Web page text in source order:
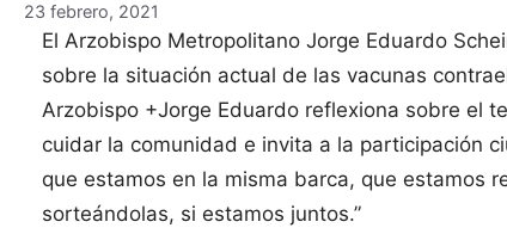
23 febrero, 2021
El Arzobispo Metropolitano Jorge Eduardo
sobre la situación actual de las vacunas
Arzobispo +Jorge Eduardo reflexiona sobre el
cuidar la comunidad e invita a la participación
que estamos en la misma barca, que estamos
sorteándolas, si estamos juntos.”